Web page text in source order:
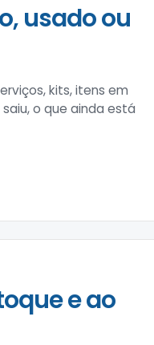
usado ou
kits, itens em
o que ainda está
e ao